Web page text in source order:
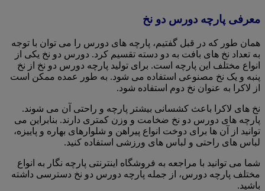
معرفی پارچه دورس دو نخ
همان طور که در قبل گفتیم، پارچه های دورس را می توان با توجه
به تعداد نخ های بافت به دو دسته تقسیم کرد. دورس دو نخ یکی از
انواع مختلف این پارچه است. برای تولید پارچه دورس دو نخ از نخ
پنبه و یک نخ مصنوعی استفاده می شود. به طور عمده ممکن است
از لاکرا به عنوان نخ دوم استفاده شود.
نخ های لاکرا باعث کشسانی بیشتر پارچه و راحتی آن می شوند.
پارچه های دورس دو نخ ضخامت و وزن کمتری دارند. بنابراین می
توانید از آن ها برای دوخت انواع پیراهن و شلوارهای بهاره و پاییزه،
لباس های راحتی و لباس های ورزشی استفاده کنید.
شما می توانید با مراجعه به فروشگاه اینترنتی پارچه نگار به انواع
مختلف پارچه دورس، از جمله پارچه دورس دو نخ دسترسی داشته
باشید.